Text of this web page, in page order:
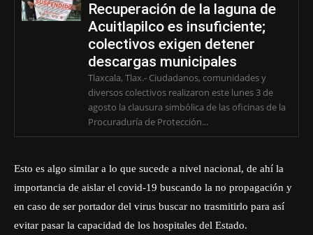
Recuperación de la laguna de
Acuitlapilco es insuficiente;
colectivos exigen detener
descargas municipales
Tlaxcala, Tlax.- Ciudadanos, comunidades y
diversos colectivos realizaron este lunes 3 de
agosto la clausura simbólica de las oficinas de la
Procuraduría de Protección...
Esto es algo similar a lo que sucede a nivel nacional, de ahí la
importancia de aislar el covid-19 buscando la no propagación y
en caso de ser portador del virus buscar no trasmitirlo para así
evitar pasar la capacidad de los hospitales del Estado.